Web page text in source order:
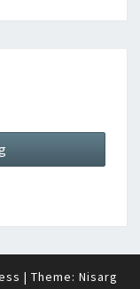
| Theme: Nisarg